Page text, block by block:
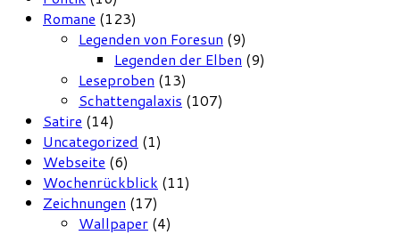
Romane (123)
Legenden von Foresun (9)
Legenden der Elben (9)
Leseproben (13)
Schattengalaxis (107)
Satire (14)
Uncategorized (1)
Webseite (6)
Wochenrückblick (11)
Zeichnungen (17)
Wallpaper (4)